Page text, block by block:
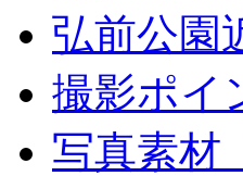
弘前公園
撮影ポイ
写真素材